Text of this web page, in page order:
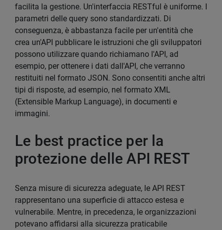
facilita la gestione. Un'interfaccia RESTful è uniforme. I
parametri delle query sono standardizzati. Di
conseguenza, è abbastanza facile per un'entità che
crea un'API pubblicare le istruzioni che gli sviluppatori
possono utilizzare quando richiamano l'API, ad
esempio, per ottenere i dati dall'API, che verranno
restituiti nel formato JSON. Sono consentiti anche altri
tipi di risposte, ad esempio, nel formato XML
(Extensible Markup Language), in documenti e
immagini.
Le best practice per la
protezione delle API REST
Senza misure di sicurezza adeguate, le API REST
rappresentano una superficie di attacco estesa e
vulnerabile. Mentre, in precedenza, le organizzazioni
potevano affidarsi alla sicurezza praticabile